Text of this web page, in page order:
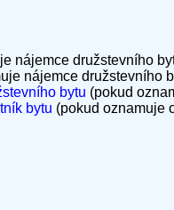
nájemce družstevního
nájemce družstevního
bytu (pokud
bytu (pokud oznamuje